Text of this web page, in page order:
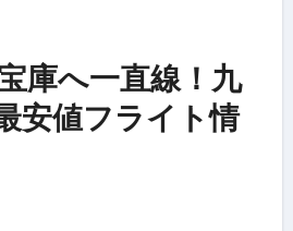
庫へ一直線！九
安値フライト情